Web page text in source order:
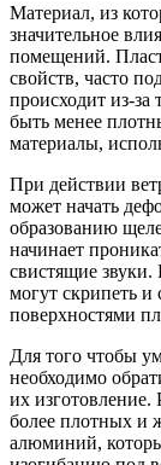
Материал, из
значительное
помещений.
свойств, часто
происходит из-за
быть менее
материалы,
При действии
может начать
образованию
начинает
свистящие
могут скрипеть и
поверхностями
Для того чтобы
необходимо
их изготовление.
более плотных и
алюминий,